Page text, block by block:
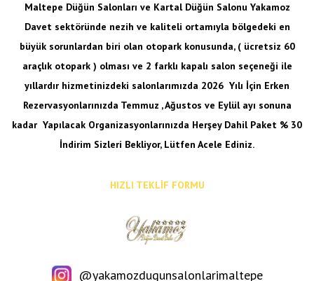
Maltepe Düğün Salonları ve Kartal Düğün Salonu Yakamoz
Davet sektöründe nezih ve kaliteli ortamıyla bölgedeki en
büyük sorunlardan biri olan otopark konusunda, ( ücretsiz 60
araçlık otopark ) olması ve 2 farklı kapalı salon seçeneği ile
yıllardır hizmetinizdeki salonlarımızda 2026 Yılı İçin Erken
Rezervasyonlarınızda Temmuz , Ağustos ve Eylül ayı sonuna
kadar Yapılacak Organizasyonlarınızda Herşey Dahil Paket % 30
İndirim Sizleri Bekliyor, Lütfen Acele Ediniz.
HIZLI TEKLİF FORMU
@yakamozdugunsalonlarimaltepe